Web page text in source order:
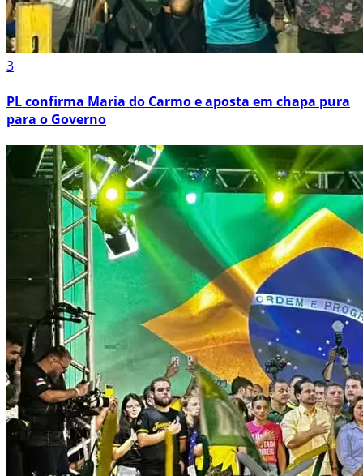
3
PL confirma Maria do Carmo e aposta em chapa pura
para o Governo